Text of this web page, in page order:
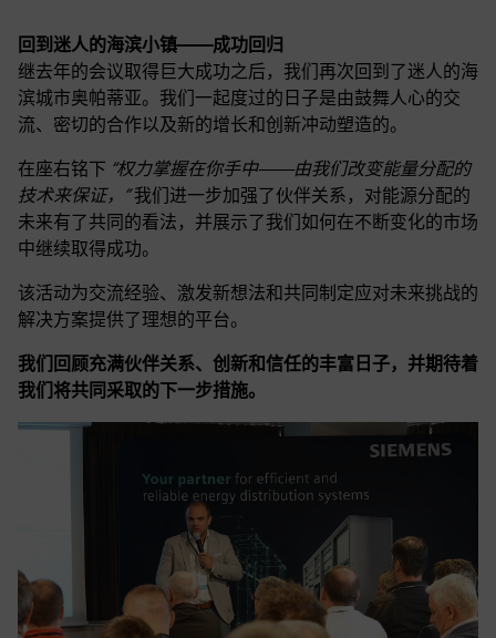
回到迷人的海滨小镇——成功回归
继去年的会议取得巨大成功之后，我们再次回到了迷人的海
滨城市奥帕蒂亚。我们一起度过的日子是由鼓舞人心的交
流、密切的合作以及新的增长和创新冲动塑造的。
在座右铭下 “权力掌握在你手中——由我们改变能量分配的
技术来保证，”我们进一步加强了伙伴关系，对能源分配的
未来有了共同的看法，并展示了我们如何在不断变化的市场
中继续取得成功。
该活动为交流经验、激发新想法和共同制定应对未来挑战的
解决方案提供了理想的平台。
我们回顾充满伙伴关系、创新和信任的丰富日子，并期待着
我们将共同采取的下一步措施。